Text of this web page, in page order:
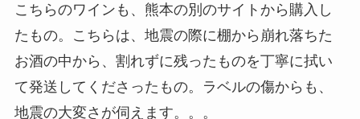
こちらのワインも、熊本の別のサイトから購入し
たもの。こちらは、地震の際に棚から崩れ落ちた
お酒の中から、割れずに残ったものを丁寧に拭い
て発送してくださったもの。ラベルの傷からも、
地震の大変さが伺えます。。。